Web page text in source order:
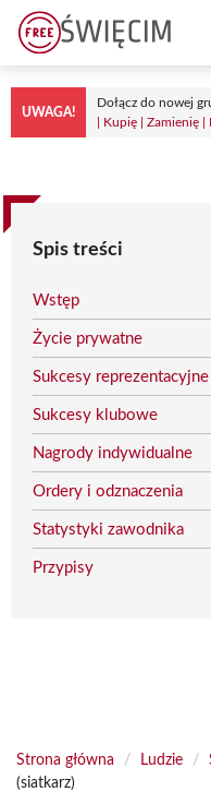
Przejdź
treści
UWAGA!
Dołącz do nowej
| Kupię | Zamienię |
Spis treści
Wstęp
Życie prywatne
Sukcesy reprezentacyjne
Sukcesy klubowe
Nagrody indywidualne
Ordery i odznaczenia
Statystyki zawodnika
Przypisy
Strona główna / Ludzie /
(siatkarz)